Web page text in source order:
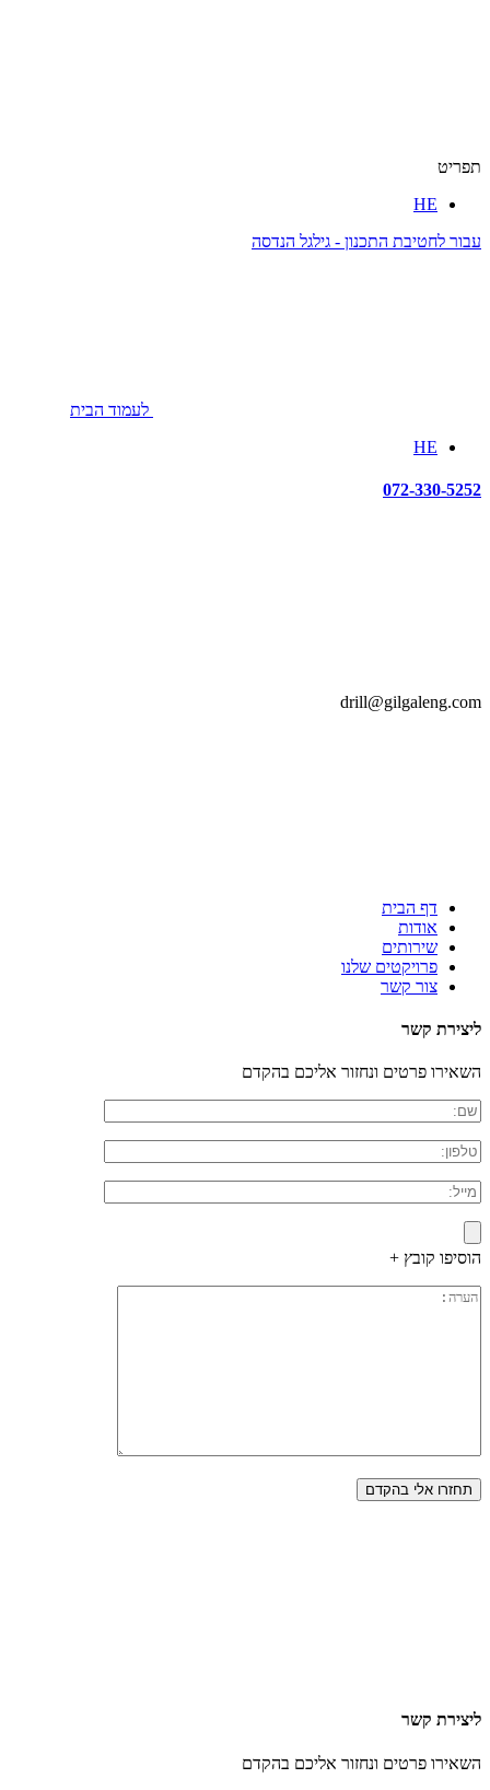
תפריט
HE
עבור לחטיבת התכנון - גילגל הנדסה
לעמוד הבית
HE
072-330-5252
drill@gilgaleng.com
דף הבית
אודות
שירותים
פרויקטים שלנו
צור קשר
ליצירת קשר
השאירו פרטים ונחזור אליכם בהקדם
הוסיפו קובץ +
ליצירת קשר
השאירו פרטים ונחזור אליכם בהקדם